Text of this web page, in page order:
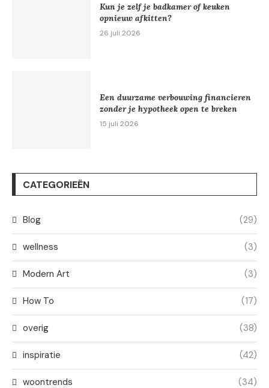
Kun je zelf je badkamer of keuken
opnieuw afkitten?
26 juli 2026
Een duurzame verbouwing financieren
zonder je hypotheek open te breken
15 juli 2026
CATEGORIEËN
Blog (29)
wellness (3)
Modern Art (3)
How To (17)
overig (38)
inspiratie (42)
woontrends (34)